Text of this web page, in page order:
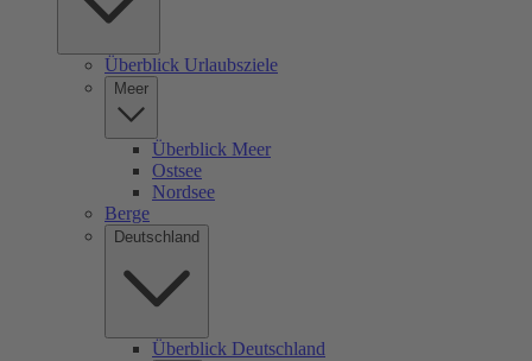
Überblick Urlaubsziele
Meer
Überblick Meer
Ostsee
Nordsee
Berge
Deutschland
Überblick Deutschland